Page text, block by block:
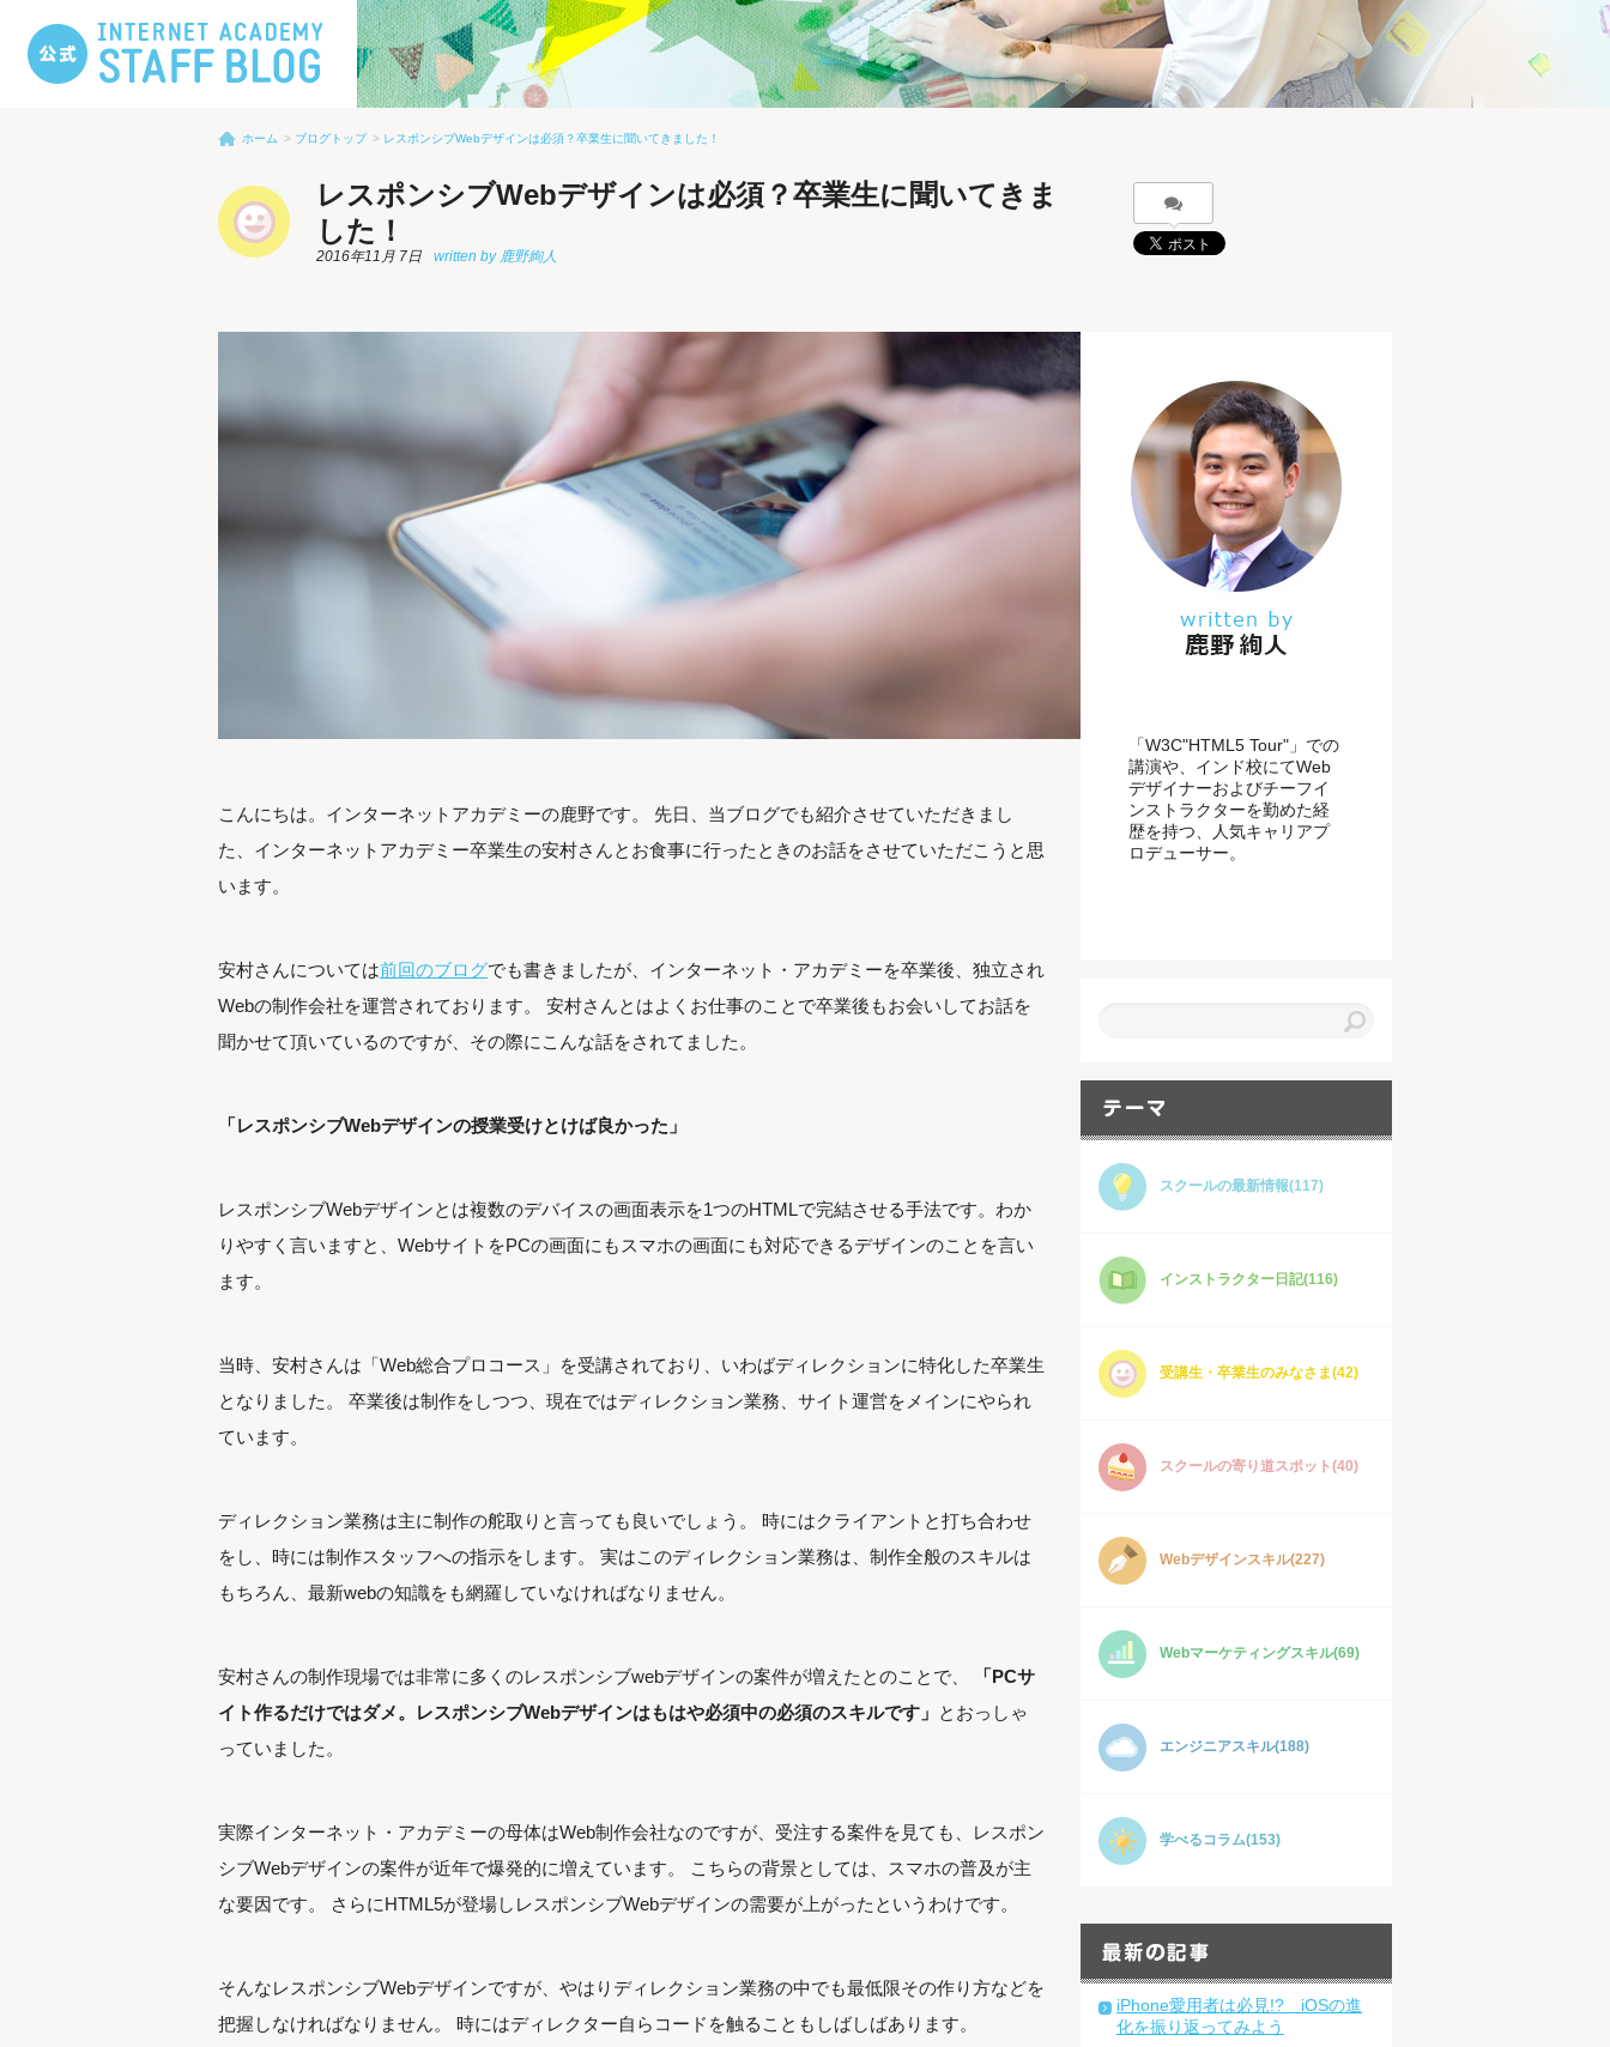
ホーム ブログトップ レスポンシブWebデザインは必須？卒業生に聞いてきました！
レスポンシブWebデザインは必須？卒業生に聞いてきま
した！
2016年11月 7日
こんにちは。インターネットアカデミーの鹿野です。 先日、当ブログでも紹介させていただきまし
た、インターネットアカデミー卒業生の安村さんとお食事に行ったときのお話をさせていただこうと思
います。
安村さんについては前回のブログでも書きましたが、インターネット・アカデミーを卒業後、独立され
Webの制作会社を運営されております。 安村さんとはよくお仕事のことで卒業後もお会いしてお話を
聞かせて頂いているのですが、その際にこんな話をされてました。
「レスポンシブWebデザインの授業受けとけば良かった」
レスポンシブWebデザインとは複数のデバイスの画面表示を1つのHTMLで完結させる手法です。わか
りやすく言いますと、WebサイトをPCの画面にもスマホの画面にも対応できるデザインのことを言い
ます。
当時、安村さんは「Web総合プロコース」を受講されており、いわばディレクションに特化した卒業生
となりました。 卒業後は制作をしつつ、現在ではディレクション業務、サイト運営をメインにやられ
ています。
ディレクション業務は主に制作の舵取りと言っても良いでしょう。 時にはクライアントと打ち合わせ
をし、時には制作スタッフへの指示をします。 実はこのディレクション業務は、制作全般のスキルは
もちろん、最新webの知識をも網羅していなければなりません。
安村さんの制作現場では非常に多くのレスポンシブwebデザインの案件が増えたとのことで、
「PCサ
イト作るだけではダメ。レスポンシブWebデザインはもはや必須中の必須のスキルです」 とおっしゃ
っていました。
実際インターネット・アカデミーの母体はWeb制作会社なのですが、受注する案件を見ても、レスポン
シブWebデザインの案件が近年で爆発的に増えています。 こちらの背景としては、スマホの普及が主
な要因です。 さらにHTML5が登場しレスポンシブWebデザインの需要が上がったというわけです。
そんなレスポンシブWebデザインですが、やはりディレクション業務の中でも最低限その作り方などを
把握しなければなりません。 時にはディレクター自らコードを触ることもしばしばあります。
「W3C"HTML5 Tour"」での
講演や、インド校にてWeb
デザイナーおよびチーフイ
ンストラクターを勤めた経
歴を持つ、人気キャリアプ
ロデューサー。
スクールの最新情報(117)
インストラクター日記(116)
受講生・卒業生のみなさま(42)
スクールの寄り道スポット(40)
Webデザインスキル(227)
Webマーケティングスキル(69)
エンジニアスキル(188)
学べるコラム(153)
iPhone愛用者は必見!? iOSの進
化を振り返ってみよう